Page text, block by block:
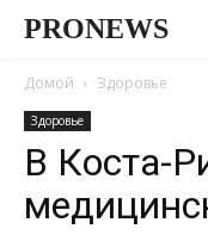
PRONEWS
Домой Здоровье
Здоровье
В Коста-